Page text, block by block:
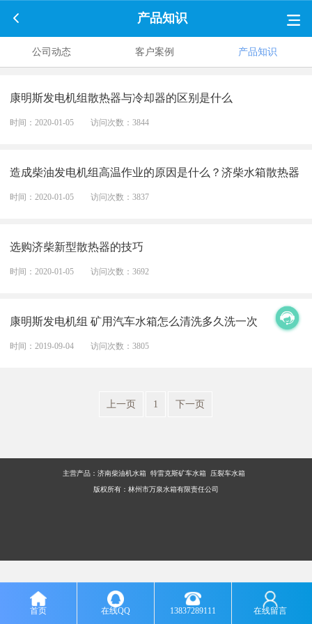
产品知识
公司动态 客户案例 产品知识
康明斯发电机组散热器与冷却器的区别是什么
时间：2020-01-05 访问次数：3844
造成柴油发电机组高温作业的原因是什么？济柴水箱散热器
时间：2020-01-05 访问次数：3837
选购济柴新型散热器的技巧
时间：2020-01-05 访问次数：3692
康明斯发电机组 矿用汽车水箱怎么清洗多久洗一次
时间：2019-09-04 访问次数：3805
上一页 1 下一页
主营产品： 济南柴油机水箱 特雷克斯矿车水箱 压裂车水箱
版权所有：林州市万泉水箱有限责任公司
首页 在线QQ 13837289111 在线留言